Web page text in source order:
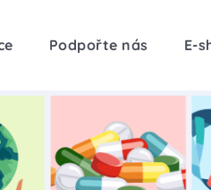
Podpořte nás E-